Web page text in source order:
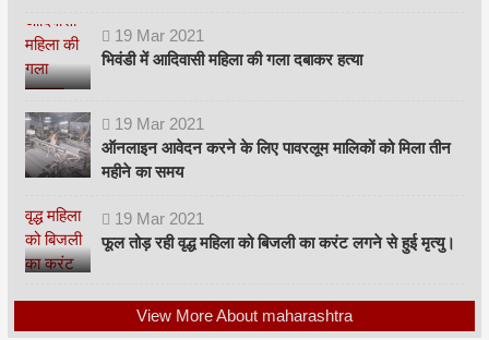
19 Mar 2021
भिवंडी में आदिवासी महिला की गला दबाकर हत्या
19 Mar 2021
ऑनलाइन आवेदन करने के लिए पावरलूम मालिकों को मिला तीन
महीने का समय
19 Mar 2021
फूल तोड़ रही वृद्ध महिला को बिजली का करंट लगने से हुई मृत्यु।
View More About maharashtra